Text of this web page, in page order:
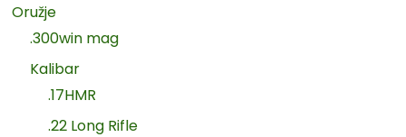
Oružje
.300win mag
Kalibar
.17HMR
.22 Long Rifle